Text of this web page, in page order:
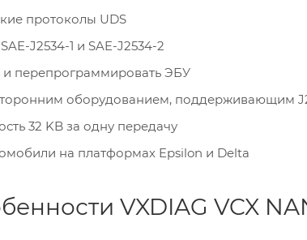
протоколы UDS
J2534-1 и SAE-J2534-2
и перепрограммировать ЭБУ
оборудованием, поддерживающим
32 KB за одну передачу
на платформах Epsilon и Delta
VXDIAG VCX